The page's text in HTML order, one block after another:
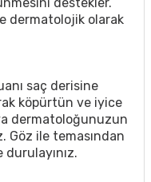
dermatolojik olarak
saç derisine
köpürtün ve iyice
dermatoloğunuzun
Göz ile temasından
durulayınız.